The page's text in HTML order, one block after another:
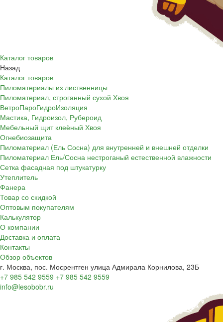
Каталог товаров
Назад
Каталог товаров
Пиломатериалы из лиственницы
Пиломатериал, строганный сухой Хвоя
ВетроПароГидроИзоляция
Мастика, Гидроизол, Рубероид
Мебельный щит клеёный Хвоя
Огнебиозащита
Пиломатериал (Ель Сосна) для внутренней и внешней отделки
Пиломатериал Ель/Сосна нестроганый естественной влажности
Сетка фасадная под штукатурку
Утеплитель
Фанера
Товар со скидкой
Оптовым покупателям
Калькулятор
О компании
Доставка и оплата
Контакты
Обзор объектов
г. Москва, пос. Мосрентген улица Адмирала Корнилова, 23Б
+7 985 542 9559 +7 985 542 9559
info@lesobobr.ru